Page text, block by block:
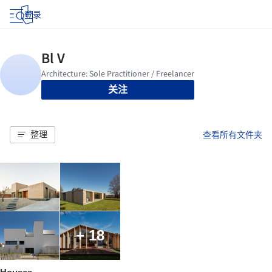
登录
关注
整理 查看所有文件夹
+ 18